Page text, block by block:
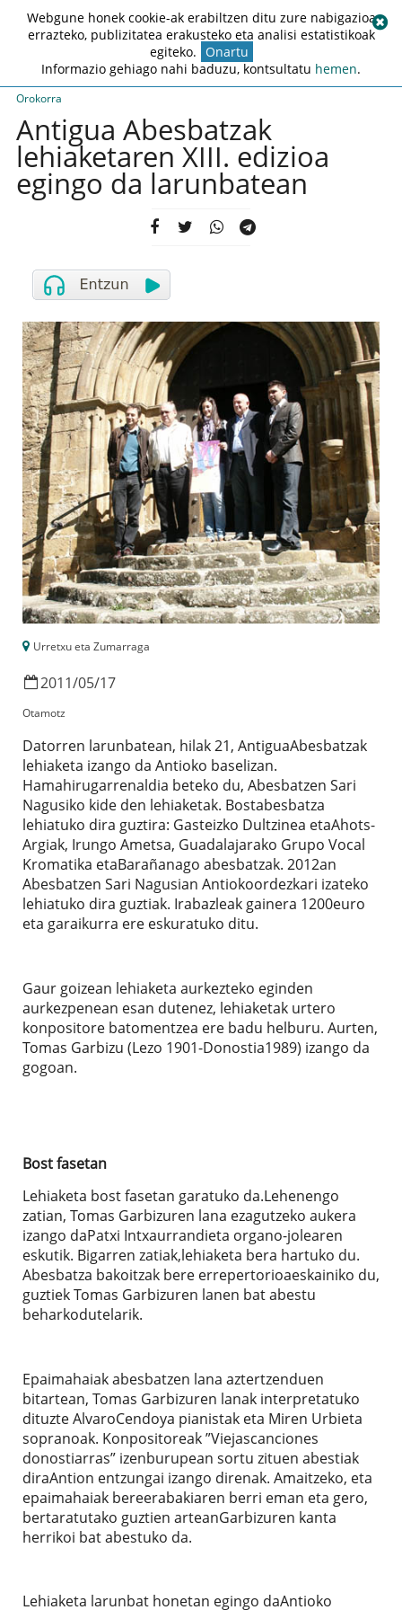
Orokorra
Antigua Abesbatzak
lehiaketaren XIII. edizioa
egingo da larunbatean
Urretxu eta Zumarraga
2011/05/17
Otamotz
Datorren larunbatean, hilak 21, AntiguaAbesbatzak
lehiaketa izango da Antioko baselizan.
Hamahirugarrenaldia beteko du, Abesbatzen Sari
Nagusiko kide den lehiaketak. Bostabesbatza
lehiatuko dira guztira: Gasteizko Dultzinea etaAhots-
Argiak, Irungo Ametsa, Guadalajarako Grupo Vocal
Kromatika etaBarañanago abesbatzak. 2012an
Abesbatzen Sari Nagusian Antiokoordezkari izateko
lehiatuko dira guztiak. Irabazleak gainera 1200euro
eta garaikurra ere eskuratuko ditu.
Gaur goizean lehiaketa aurkezteko eginden
aurkezpenean esan dutenez, lehiaketak urtero
konpositore batomentzea ere badu helburu. Aurten,
Tomas Garbizu (Lezo 1901-Donostia1989) izango da
gogoan.
Bost fasetan
Lehiaketa bost fasetan garatuko da.Lehenengo
zatian, Tomas Garbizuren lana ezagutzeko aukera
izango daPatxi Intxaurrandieta organo-jolearen
eskutik. Bigarren zatiak,lehiaketa bera hartuko du.
Abesbatza bakoitzak bere errepertorioaeskainiko du,
guztiek Tomas Garbizuren lanen bat abestu
beharkodutelarik.
Epaimahaiak abesbatzen lana aztertzenduen
bitartean, Tomas Garbizuren lanak interpretatuko
dituzte AlvaroCendoya pianistak eta Miren Urbieta
sopranoak. Konpositoreak ”Viejascanciones
donostiarras” izenburupean sortu zituen abestiak
diraAntion entzungai izango direnak. Amaitzeko, eta
epaimahaiak bereerabakiaren berri eman eta gero,
bertaratutako guztien arteanGarbizuren kanta
herrikoi bat abestuko da.
Lehiaketa larunbat honetan egingo daAntioko
Webgune honek cookie-ak erabiltzen ditu zure nabigazioa
errazteko, publizitatea erakusteko eta analisi estatistikoak
egiteko. Onartu
Informazio gehiago nahi baduzu, kontsultatu hemen.